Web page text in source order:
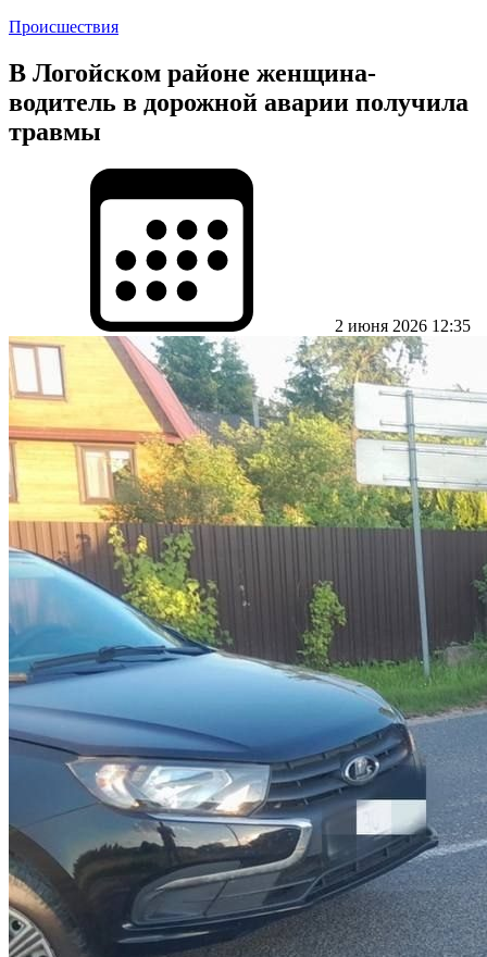
Происшествия
В Логойском районе женщина-
водитель в дорожной аварии получила
травмы
2 июня 2026 12:35